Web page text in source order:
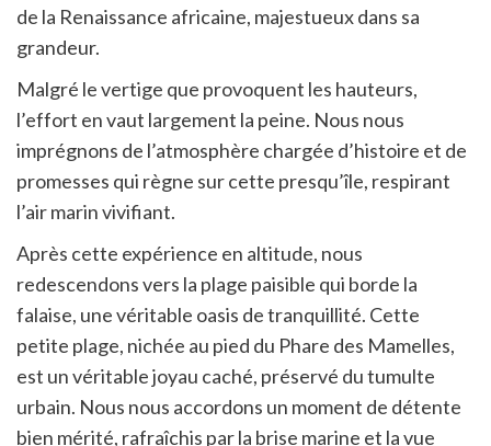
de la Renaissance africaine, majestueux dans sa
grandeur.
Malgré le vertige que provoquent les hauteurs,
l’effort en vaut largement la peine. Nous nous
imprégnons de l’atmosphère chargée d’histoire et de
promesses qui règne sur cette presqu’île, respirant
l’air marin vivifiant.
Après cette expérience en altitude, nous
redescendons vers la plage paisible qui borde la
falaise, une véritable oasis de tranquillité. Cette
petite plage, nichée au pied du Phare des Mamelles,
est un véritable joyau caché, préservé du tumulte
urbain. Nous nous accordons un moment de détente
bien mérité, rafraîchis par la brise marine et la vue